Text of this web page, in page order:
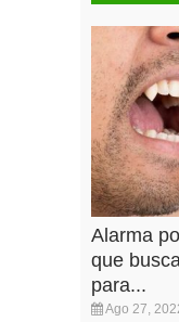
Alarma
que
para...
Ago 27,